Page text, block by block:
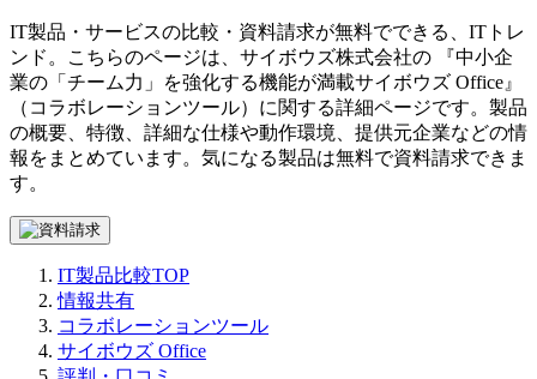
IT製品・サービスの比較・資料請求が無料でできる、ITトレ
ンド。こちらのページは、 サイボウズ株式会社の 『 中小企
業の「チーム力」を強化する機能が満載サイボウズ Office』
（ コラボレーションツール）に関する詳細ページです。製品
の概要、特徴、詳細な仕様や動作環境、提供元企業などの情
報をまとめています。気になる製品は無料で資料請求できま
す。
IT製品比較TOP
情報共有
コラボレーションツール
サイボウズ Office